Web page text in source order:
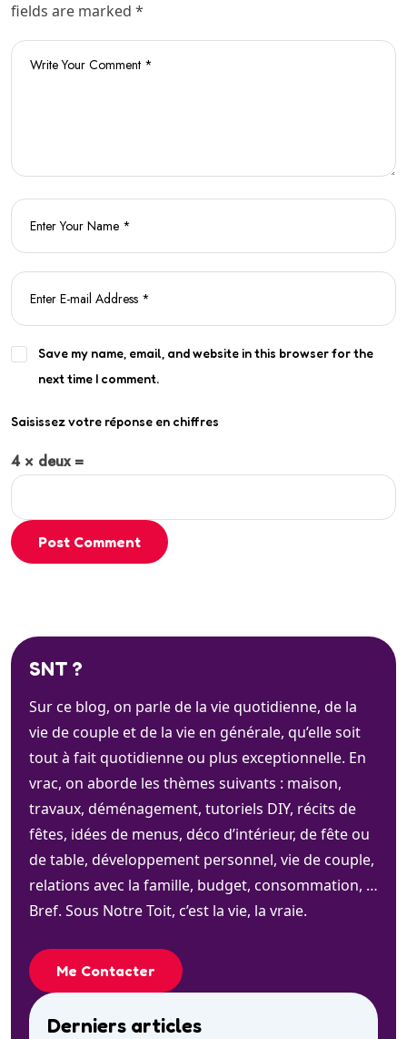
fields are marked *
Save my name, email, and website in this browser for the
next time I comment.
Saisissez votre réponse en chiffres
4 × deux =
Post Comment
SNT ?
Sur ce blog, on parle de la vie quotidienne, de la
vie de couple et de la vie en générale, qu’elle soit
tout à fait quotidienne ou plus exceptionnelle. En
vrac, on aborde les thèmes suivants : maison,
travaux, déménagement, tutoriels DIY, récits de
fêtes, idées de menus, déco d’intérieur, de fête ou
de table, développement personnel, vie de couple,
relations avec la famille, budget, consommation, …
Bref. Sous Notre Toit, c’est la vie, la vraie.
Me Contacter
Derniers articles